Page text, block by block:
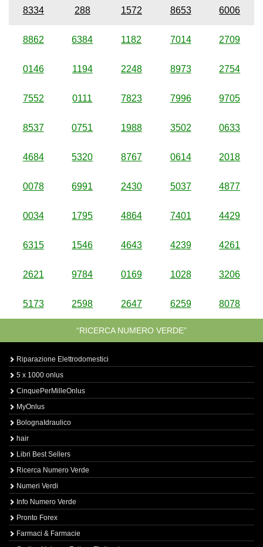
8334 288 1572 8653 6006
8862 6384 1182 7014 2709
0146 1194 2248 8973 2754
7552 0111 7823 7996 9705
8537 0751 1988 3502 0633
4684 5320 8767 0614 2018
0078 6991 2430 5037 4877
0034 1795 4864 7401 4429
6315 1546 4643 4239 4261
2621 9784 0169 1028 3206
5173 2598 2647 6259 8078
“RICERCA NUMERO VERDE”
Riparazione Elettrodomestici
5 x 1000 onlus
CinquePerMilleOnlus
MyOnlus
BolognaIdraulico
hair
Libri Best Sellers
Ricerca Numero Verde
Numeri Verdi
Info Numero Verde
Pronto Forex
Farmaci & Farmacie